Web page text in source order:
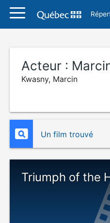
Acteur :
Kwasny, Marcin
Un film trouvé
Triumph of the